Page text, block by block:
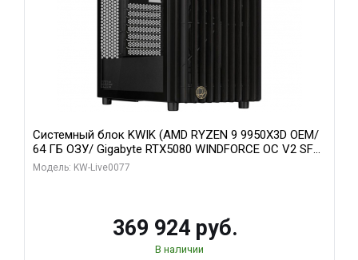
Системный блок KWIK (AMD RYZEN 9 9950X3D OEM/
64 ГБ ОЗУ/ Gigabyte RTX5080 WINDFORCE OC V2 SFF
16GB GDDR7 256b/ 960 ГБ SSD)
Модель: KW-Live0077
369 924 руб.
В наличии